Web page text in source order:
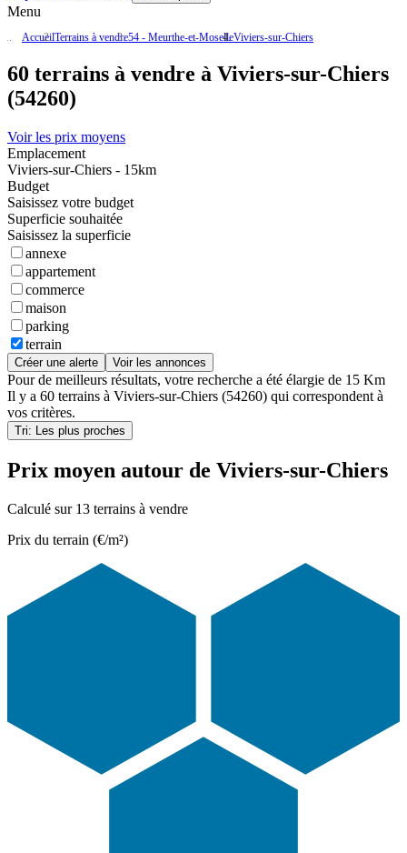
Menu
AccueilTerrains à vendre54 - Meurthe-et-MoselleViviers-sur-Chiers
60 terrains à vendre à Viviers-sur-Chiers
(54260)
Voir les prix moyens
Emplacement
Viviers-sur-Chiers - 15km
Budget
Saisissez votre budget
Superficie souhaitée
Saisissez la superficie
annexe
appartement
commerce
maison
parking
terrain
Créer une alerte Voir les annonces
Pour de meilleurs résultats, votre recherche a été élargie de 15 Km
Il y a 60 terrains à Viviers-sur-Chiers (54260) qui correspondent à
vos critères.
Tri: Les plus proches
Prix moyen autour de Viviers-sur-Chiers
Calculé sur 13 terrains à vendre
Prix du terrain (€/m²)